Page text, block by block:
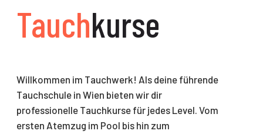
Tauchkurse
Willkommen im Tauchwerk! Als deine führende
Tauchschule in Wien bieten wir dir
professionelle Tauchkurse für jedes Level. Vom
ersten Atemzug im Pool bis hin zum